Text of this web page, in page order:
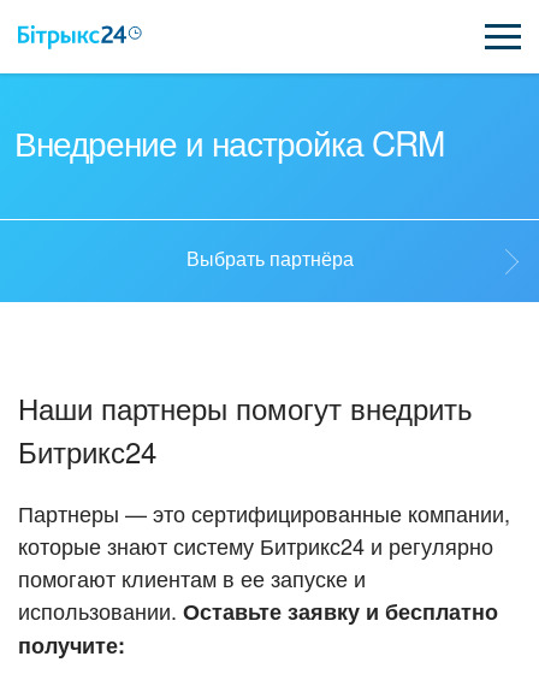
ПОДДЕРЖКА
ВХОД
ВХОД
Внедрение и настройка CRM
Стать партнёром
Кейсы партнёров
Смотреть видеокейсы
Выбрать партнёра
Наши партнеры помогут внедрить
Битрикс24
Партнеры — это сертифицированные компании,
которые знают систему Битрикс24 и регулярно
помогают клиентам в ее запуске и
использовании. Оставьте заявку и бесплатно
получите: